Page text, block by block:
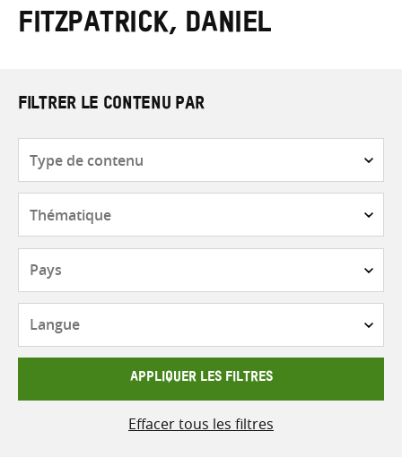
les
termes
Fitzpatrick, Daniel
FILTRER LE CONTENU PAR
contenu
APPLIQUER LES FILTRES
Effacer tous les filtres